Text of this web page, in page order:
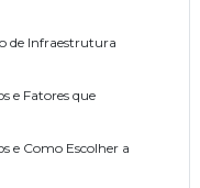
de Infraestrutura
e Fatores que
e Como Escolher a